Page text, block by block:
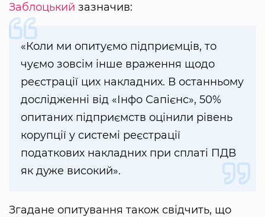
Заблоцький зазначив:
«Коли ми опитуємо підприємців, то
чуємо зовсім інше враження щодо
реєстрації цих накладних. В останньому
дослідженні від «Інфо Сапієнс», 50%
опитаних підприємств оцінили рівень
корупції у системі реєстрації
податкових накладних при сплаті ПДВ
як дуже високий».
Згадане опитування також свідчить, що